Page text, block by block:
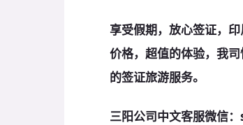
享受假期，放心签证，
价格，超值的体验，我
的签证旅游服务。
三阳公司中文客服微